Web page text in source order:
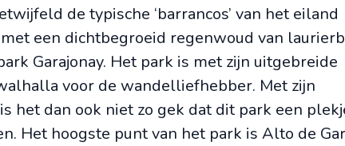
de typische ‘barrancos’ van het eiland
een dichtbegroeid regenwoud van
Garajonay. Het park is met zijn uitgebreide
voor de wandelliefhebber. Met zijn
het dan ook niet zo gek dat dit park een
Het hoogste punt van het park is Alto de